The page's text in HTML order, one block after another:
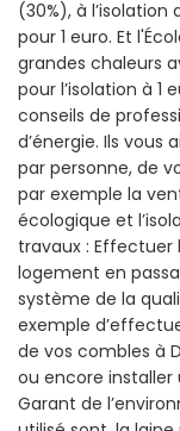
(30%), à l’isolation
pour 1 euro. Et
grandes chaleurs
pour l’isolation à
conseils de
d’énergie. Ils
par personne, de
par exemple la
écologique et
travaux :
logement en
système de la
exemple
de vos combles à
ou encore
Garant de